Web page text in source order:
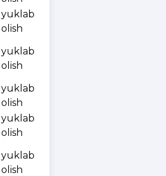
yuklab
olish
yuklab
olish
yuklab
olish
yuklab
olish
yuklab
olish